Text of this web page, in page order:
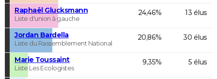
Raphaël Glucksmann
Liste d'union à gauche
24,46% 13 élus
Jordan Bardella
Liste du Rassemblement National
20,86% 30 élus
Marie Toussaint
Liste Les Ecologistes
9,35% 5 élus